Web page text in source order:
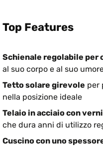
Top Features
Schienale regolabile per
al suo corpo e al suo
Tetto solare girevole per
nella posizione ideale
Telaio in acciaio con
che dura anni di utilizzo
Cuscino con uno